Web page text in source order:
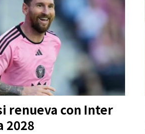
renueva con Inter
2028